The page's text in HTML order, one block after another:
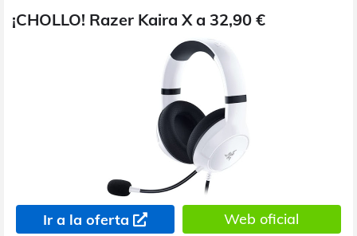
¡CHOLLO! Razer Kaira X a 32,90 €
Ir a la oferta Web oficial